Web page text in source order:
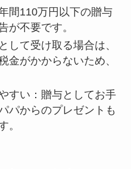
間110万円以下の贈与
が不要です。
して受け取る場合は、
金がかからないため、
すい：贈与としてお手
パからのプレゼントも
。